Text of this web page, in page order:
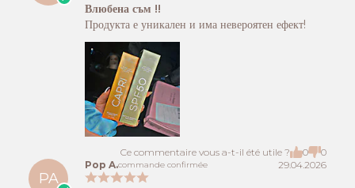
Влюбена съм !!
Продукта е уникален и има невероятен ефект!
Ce commentaire vous a-t-il été utile ? 0 0
PA
Pop A.commande confirmée 29.04.2026